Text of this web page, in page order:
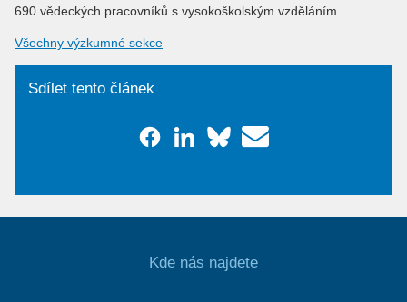
690 vědeckých pracovníků s vysokoškolským vzděláním.
Všechny výzkumné sekce
Sdílet tento článek
Kde nás najdete